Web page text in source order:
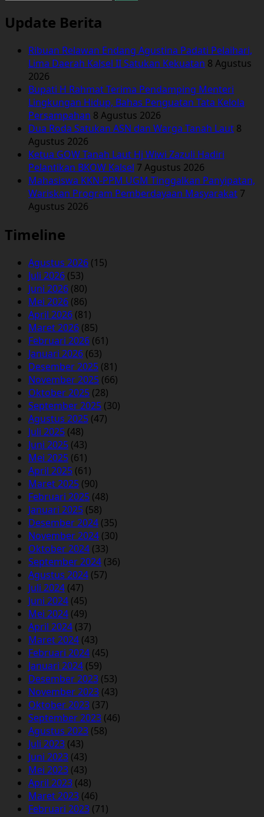
Update Berita
Ribuan Relawan Endang Agustina Padati Pelaihari,
Lima Daerah Kalsel II Satukan Kekuatan 8 Agustus
2026
Bupati H Rahmat Terima Pendamping Menteri
Lingkungan Hidup, Bahas Penguatan Tata Kelola
Persampahan 8 Agustus 2026
Dua Roda Satukan ASN dan Warga Tanah Laut 8
Agustus 2026
Ketua GOW Tanah Laut Hj Wiwi Zazuli Hadiri
Pelantikan BKOW Kalsel 7 Agustus 2026
Mahasiswa KKN-PPM UGM Tinggalkan Panyipatan,
Wariskan Program Pemberdayaan Masyarakat 7
Agustus 2026
Timeline
Agustus 2026 (15)
Juli 2026 (53)
Juni 2026 (80)
Mei 2026 (86)
April 2026 (81)
Maret 2026 (85)
Februari 2026 (61)
Januari 2026 (63)
Desember 2025 (81)
November 2025 (66)
Oktober 2025 (28)
September 2025 (30)
Agustus 2025 (47)
Juli 2025 (48)
Juni 2025 (43)
Mei 2025 (61)
April 2025 (61)
Maret 2025 (90)
Februari 2025 (48)
Januari 2025 (58)
Desember 2024 (35)
November 2024 (30)
Oktober 2024 (33)
September 2024 (36)
Agustus 2024 (57)
Juli 2024 (47)
Juni 2024 (45)
Mei 2024 (49)
April 2024 (37)
Maret 2024 (43)
Februari 2024 (45)
Januari 2024 (59)
Desember 2023 (53)
November 2023 (43)
Oktober 2023 (37)
September 2023 (46)
Agustus 2023 (58)
Juli 2023 (43)
Juni 2023 (43)
Mei 2023 (43)
April 2023 (48)
Maret 2023 (46)
Februari 2023 (71)